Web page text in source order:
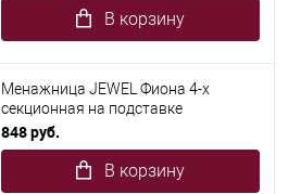
В корзину
Менажница JEWEL Фиона 4-х
секционная на подставке
(фарфора)
848 руб.
В корзину